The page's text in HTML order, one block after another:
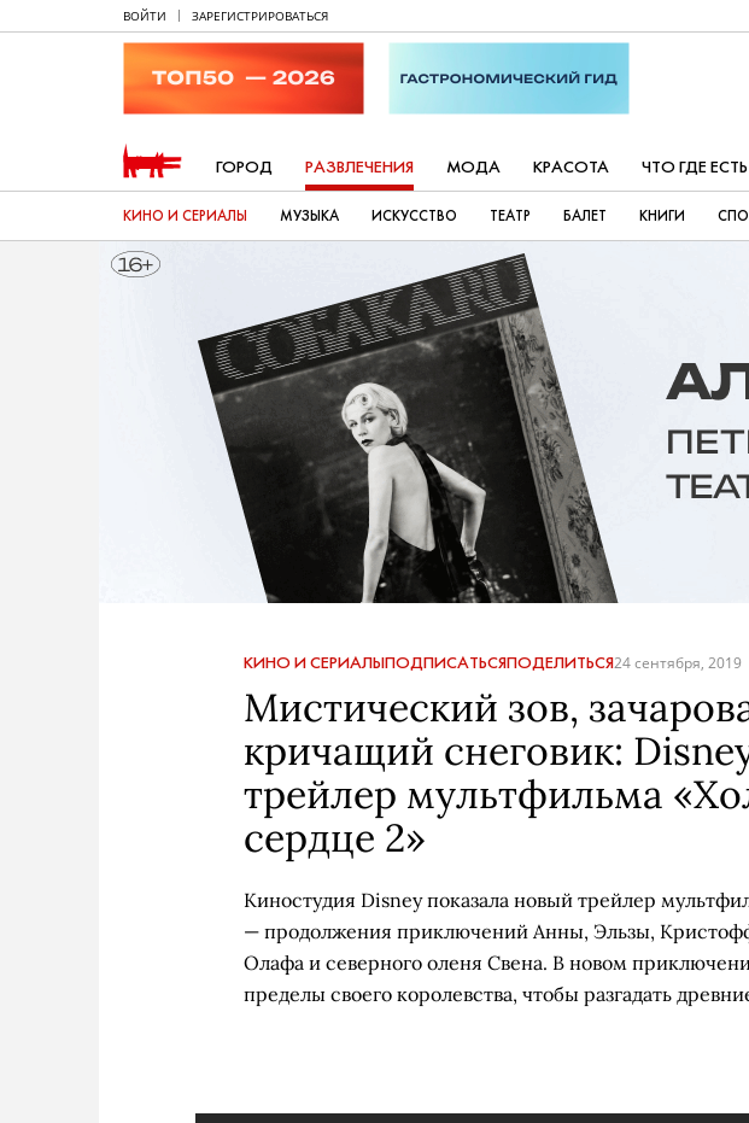
ВОЙТИ ЗАРЕГИСТРИРОВАТЬСЯ
ГОРОД РАЗВЛЕЧЕНИЯ МОДА КРАСОТА ЧТО ГДЕ ЕСТЬ
КИНО И СЕРИАЛЫ МУЗЫКА ИСКУССТВО ТЕАТР БАЛЕТ КНИГИ
КИНО И СЕРИАЛЫПОДПИСАТЬСЯПОДЕЛИТЬСЯ24 сентября, 2019
Мистический зов,
кричащий снеговик:
трейлер мультфильма
сердце 2»
Киностудия Disney показала новый трейлер
— продолжения приключений Анны, Эльзы,
Олафа и северного оленя Свена. В новом
пределы своего королевства, чтобы разгадать